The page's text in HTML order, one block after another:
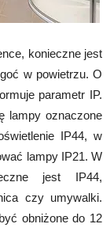
konieczne jest
w powietrzu. O
parametr IP.
lampy oznaczone
IP44, w
lampy IP21. W
jest IP44,
czy umywalki.
obniżone do 12